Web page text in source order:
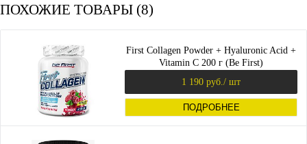
ПОХОЖИЕ ТОВАРЫ (8)
First Collagen Powder + Hyaluronic Acid +
Vitamin C 200 г (Be First)
1 190 руб. / шт
ПОДРОБНЕЕ